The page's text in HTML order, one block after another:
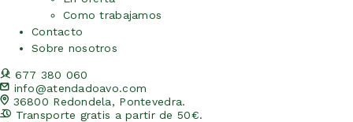
Como trabajamos
Contacto
Sobre nosotros
677 380 060
info@atendadoavo.com
36800 Redondela, Pontevedra.
Transporte gratis a partir de 50€.